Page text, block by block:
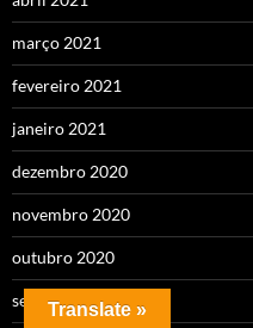
março 2021
fevereiro 2021
janeiro 2021
dezembro 2020
novembro 2020
outubro 2020
setembro 2020
Translate »